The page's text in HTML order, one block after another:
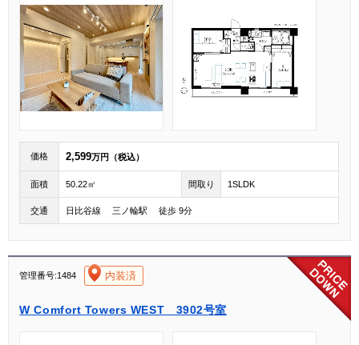
価格 2,599万円（税込）
面積 50.22㎡ 間取り 1SLDK
交通 日比谷線 三ノ輪駅 徒歩 9分
管理番号:1484 内装済
W Comfort Towers WEST 3902号室
[004]